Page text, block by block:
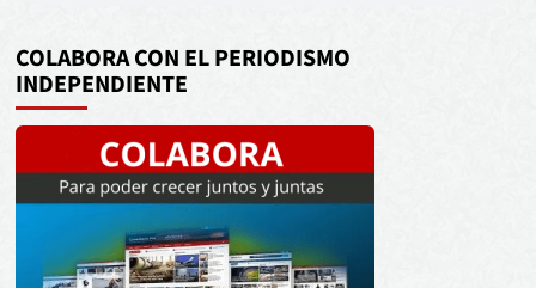
COLABORA CON EL PERIODISMO
INDEPENDIENTE